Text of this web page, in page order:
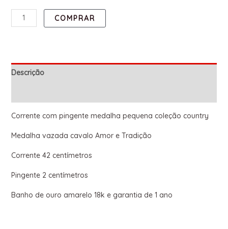
COMPRAR
Descrição
Corrente com pingente medalha pequena coleção country
Medalha vazada cavalo Amor e Tradição
Corrente 42 centímetros
Pingente 2 centímetros
Banho de ouro amarelo 18k e garantia de 1 ano